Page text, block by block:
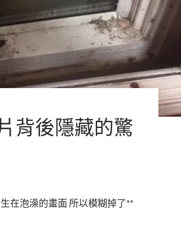
背後隱藏的驚
在泡澡的畫面 所以模糊掉了**